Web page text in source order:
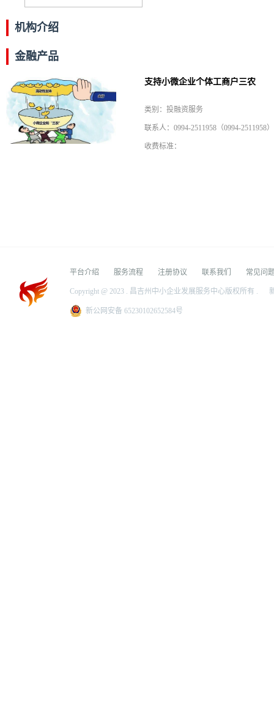
机构介绍
金融产品
支持小微企业个体工商户三农
类别：投融资服务
联系人：0994-2511958（0994-2511958）
收费标准：
平台介绍 服务流程 注册协议 联系我们 常见问
Copyright @ 2023 . 昌吉州中小企业发展服务中心版权所有 .
新公网安备 65230102652584号